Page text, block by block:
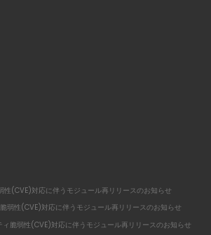
性(CVE)対応に伴うモジュール再リリースのお知らせ
弱性(CVE)対応に伴うモジュール再リリースのお知らせ
脆弱性(CVE)対応に伴うモジュール再リリースのお知らせ